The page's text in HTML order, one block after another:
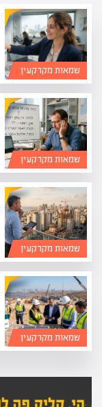
שמאות מקרקעין
שמאות מקרקעין
שמאות מקרקעין
שמאות מקרקעין